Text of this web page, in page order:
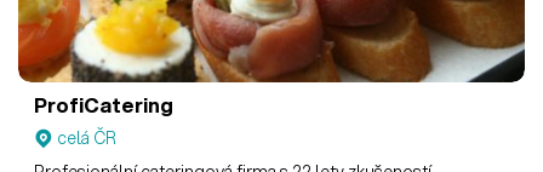
ProfiCatering
celá ČR